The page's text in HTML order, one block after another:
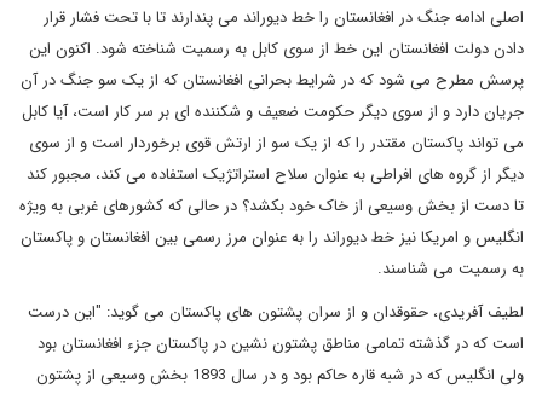
اصلی ادامه جنگ در افغانستان را خط دیوراند می پندارند تا با تحت فشار قرار
دادن دولت افغانستان این خط از سوی کابل به رسمیت شناخته شود. اکنون این
پرسش مطرح می شود که در شرایط بحرانی افغانستان که از یک سو جنگ در آن
جریان دارد و از سوی دیگر حکومت ضعیف و شکننده ای بر سر کار است، آیا کابل
می تواند پاکستان مقتدر را که از یک سو از ارتش قوی برخوردار است و از سوی
دیگر از گروه های افراطی به عنوان سلاح استراتژیک استفاده می کند، مجبور کند
تا دست از بخش وسیعی از خاک خود بکشد؟ در حالی که کشورهای غربی به ویژه
انگلیس و امریکا نیز خط دیوراند را به عنوان مرز رسمی بین افغانستان و پاکستان
به رسمیت می شناسند.
لطیف آفریدی، حقوقدان و از سران پشتون های پاکستان می گوید: "این درست
است که در گذشته تمامی مناطق پشتون نشین در پاکستان جزء افغانستان بود
ولی انگلیس که در شبه قاره حاکم بود و در سال 1893 بخش وسیعی از پشتون